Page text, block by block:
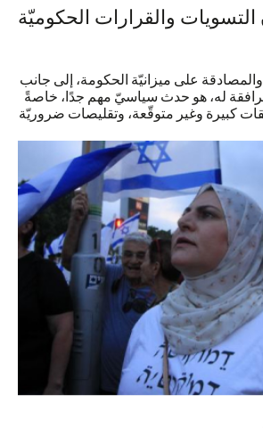
التسويات والقرارات الحكوميّة
على ميزانيّة الحكومة، إلى جانب
المرافقة له، هو حدث سياسيّ مهم جدًا، خاصةً
كبيرة وغير متوقّعة، وتقليصات ضروريّة